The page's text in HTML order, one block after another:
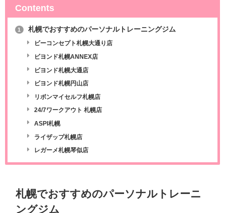
Contents
1 札幌でおすすめのパーソナルトレーニングジム
ビーコンセプト札幌大通り店
ビヨンド札幌ANNEX店
ビヨンド札幌大通店
ビヨンド札幌円山店
リボンマイセルフ札幌店
24/7ワークアウト 札幌店
ASPI札幌
ライザップ札幌店
レガーメ札幌琴似店
札幌でおすすめのパーソナルトレーニ
ングジム